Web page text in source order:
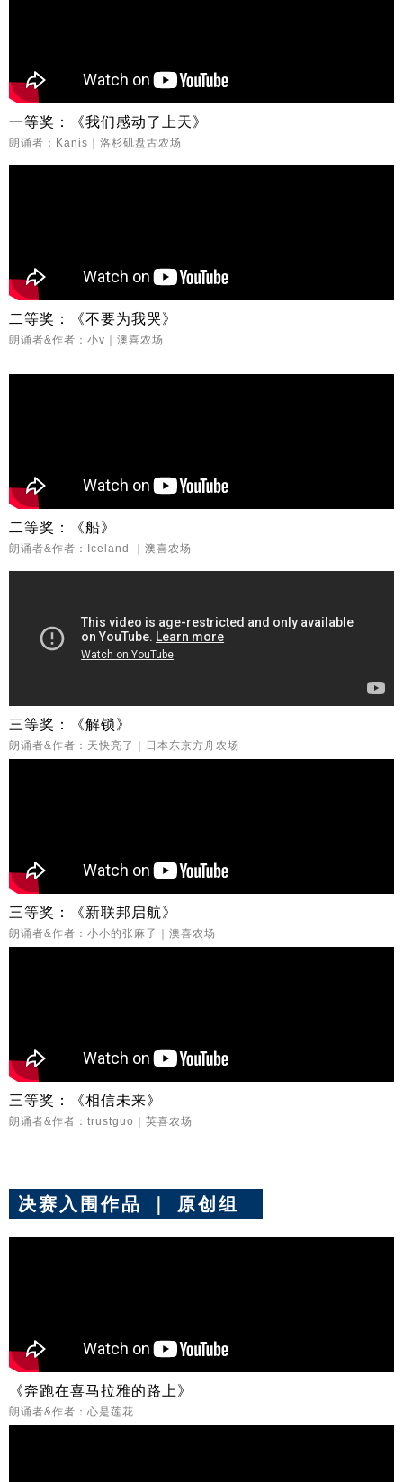
一等奖：《我们感动了上天》
朗诵者：Kanis｜洛杉矶盘古农场
二等奖：《不要为我哭》
朗诵者&作者：小v｜澳喜农场
二等奖：《船》
朗诵者&作者：Iceland ｜澳喜农场
三等奖：《解锁》
朗诵者&作者：天快亮了｜日本东京方舟农场
三等奖：《新联邦启航》
朗诵者&作者：小小的张麻子｜澳喜农场
三等奖：《相信未来》 ​
朗诵者&作者：trustguo｜英喜农场
决赛入围作品 ｜ 原创组
《奔跑在喜马拉雅的路上》
朗诵者&作者：心是莲花